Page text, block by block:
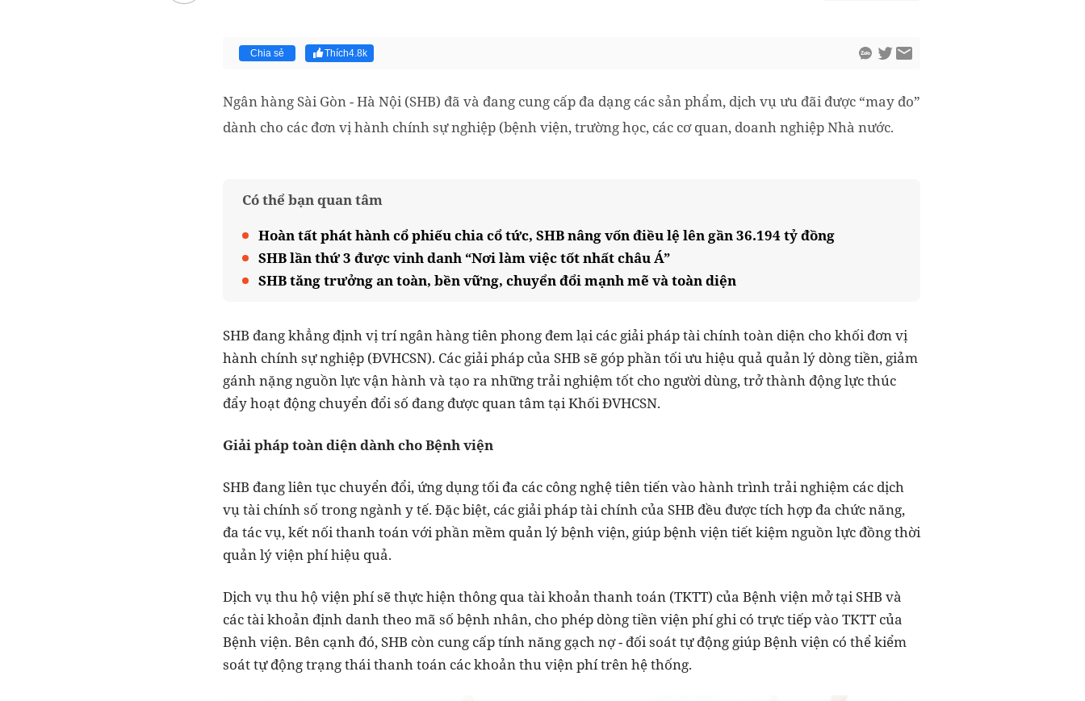
Chia sẻ Thích4.8k
Ngân hàng Sài Gòn - Hà Nội (SHB) đã và đang cung cấp đa dạng các sản phẩm, dịch vụ ưu đãi được “may đo”
dành cho các đơn vị hành chính sự nghiệp (bệnh viện, trường học, các cơ quan, doanh nghiệp Nhà nước.
Có thể bạn quan tâm
Hoàn tất phát hành cổ phiếu chia cổ tức, SHB nâng vốn điều lệ lên gần 36.194 tỷ đồng
SHB lần thứ 3 được vinh danh “Nơi làm việc tốt nhất châu Á”
SHB tăng trưởng an toàn, bền vững, chuyển đổi mạnh mẽ và toàn diện
SHB đang khẳng định vị trí ngân hàng tiên phong đem lại các giải pháp tài chính toàn diện cho khối đơn vị
hành chính sự nghiệp (ĐVHCSN). Các giải pháp của SHB sẽ góp phần tối ưu hiệu quả quản lý dòng tiền, giảm
gánh nặng nguồn lực vận hành và tạo ra những trải nghiệm tốt cho người dùng, trở thành động lực thúc
đẩy hoạt động chuyển đổi số đang được quan tâm tại Khối ĐVHCSN.
Giải pháp toàn diện dành cho Bệnh viện
SHB đang liên tục chuyển đổi, ứng dụng tối đa các công nghệ tiên tiến vào hành trình trải nghiệm các dịch
vụ tài chính số trong ngành y tế. Đặc biệt, các giải pháp tài chính của SHB đều được tích hợp đa chức năng,
đa tác vụ, kết nối thanh toán với phần mềm quản lý bệnh viện, giúp bệnh viện tiết kiệm nguồn lực đồng thời
quản lý viện phí hiệu quả.
Dịch vụ thu hộ viện phí sẽ thực hiện thông qua tài khoản thanh toán (TKTT) của Bệnh viện mở tại SHB và
các tài khoản định danh theo mã số bệnh nhân, cho phép dòng tiền viện phí ghi có trực tiếp vào TKTT của
Bệnh viện. Bên cạnh đó, SHB còn cung cấp tính năng gạch nợ - đối soát tự động giúp Bệnh viện có thể kiểm
soát tự động trạng thái thanh toán các khoản thu viện phí trên hệ thống.